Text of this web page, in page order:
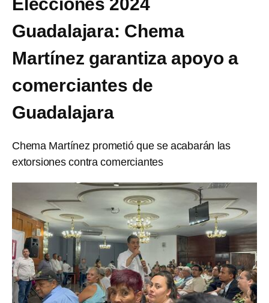
Guadalajara: Chema
Martínez garantiza apoyo a
comerciantes de
Guadalajara
Chema Martínez prometió que se acabarán las
extorsiones contra comerciantes